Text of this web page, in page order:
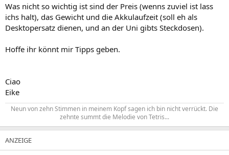
Was nicht so wichtig ist sind der Preis (wenns zuviel ist lass
ichs halt), das Gewicht und die Akkulaufzeit (soll eh als
Desktopersatz dienen, und an der Uni gibts Steckdosen).
Hoffe ihr könnt mir Tipps geben.
Ciao
Eike
Neun von zehn Stimmen in meinem Kopf sagen ich bin nicht verrückt. Die
zehnte summt die Melodie von Tetris...​